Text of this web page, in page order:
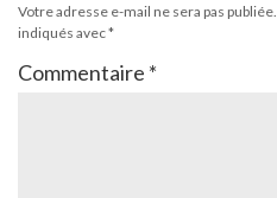
Votre adresse e-mail ne sera pas publiée.
indiqués avec*
Commentaire *